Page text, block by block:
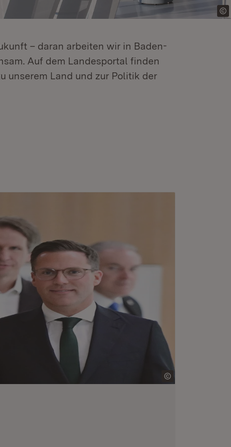
– daran arbeiten wir in Baden-
Auf dem Landesportal finden
unserem Land und zur Politik der